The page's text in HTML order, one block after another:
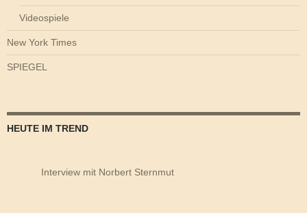
Videospiele
New York Times
SPIEGEL
HEUTE IM TREND
Interview mit Norbert Sternmut